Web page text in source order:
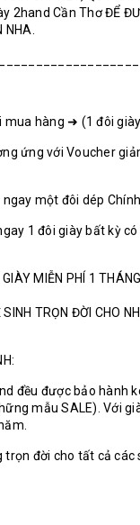
2hand Cần Thơ ĐỂ
NHA.
mua hàng ➜ (1 đôi
ứng với Voucher
một đôi dép
1 đôi giày bất kỳ
MIỄN PHÍ 1
TRỌN ĐỜI CHO
đều được bảo hành
mẫu SALE). Với
trọn đời cho tất cả các